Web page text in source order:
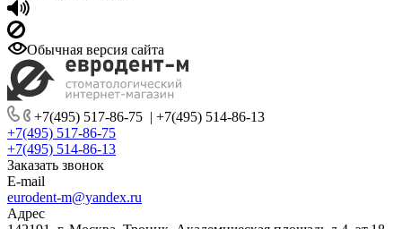
Обычная версия сайта
+7(495) 517-86-75 | +7(495) 514-86-13
+7(495) 517-86-75
+7(495) 514-86-13
Заказать звонок
E-mail
eurodent-m@yandex.ru
Адрес